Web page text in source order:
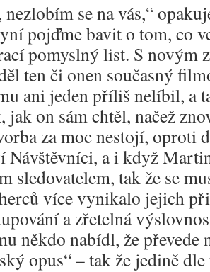
nezlobím se na vás,“
pojďme bavit o tom, co
pomyslný list. S novým
ten či onen současný
ani jeden příliš nelíbil, a
jak on sám chtěl, načež
za moc nestojí, oproti
Návštěvníci, a i když
sledovatelem, tak že se
více vynikalo jejich
a zřetelná
někdo nabídl, že převede
opus“ – tak že jedině